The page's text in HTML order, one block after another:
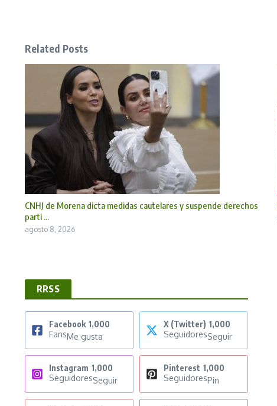
Related Posts
CNHJ de Morena dicta medidas cautelares y suspende derechos
parti ...
agosto 8, 2026
RRSS
Facebook 1,000
FansMe gusta
X (Twitter) 1,000
SeguidoresSeguir
Instagram 1,000
SeguidoresSeguir
Pinterest 1,000
SeguidoresPin